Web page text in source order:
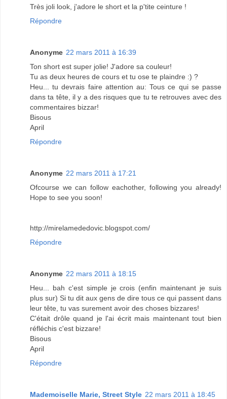
Très joli look, j'adore le short et la p'tite ceinture !
Répondre
Anonyme 22 mars 2011 à 16:39
Ton short est super jolie! J'adore sa couleur!
Tu as deux heures de cours et tu ose te plaindre :) ?
Heu... tu devrais faire attention au: Tous ce qui se passe
dans ta tête, il y a des risques que tu te retrouves avec des
commentaires bizzar!
Bisous
April
Répondre
Anonyme 22 mars 2011 à 17:21
Ofcourse we can follow eachother, following you already!
Hope to see you soon!
http://mirelamededovic.blogspot.com/
Répondre
Anonyme 22 mars 2011 à 18:15
Heu... bah c'est simple je crois (enfin maintenant je suis
plus sur) Si tu dit aux gens de dire tous ce qui passent dans
leur tête, tu vas surement avoir des choses bizzares!
C'était drôle quand je l'ai écrit mais maintenant tout bien
réfléchis c'est bizzare!
Bisous
April
Répondre
Mademoiselle Marie, Street Style 22 mars 2011 à 18:45